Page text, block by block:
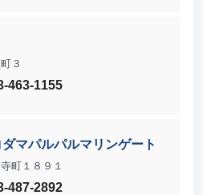
３
463-1155
マパルパルマリンゲート
町１８９１
487-2892